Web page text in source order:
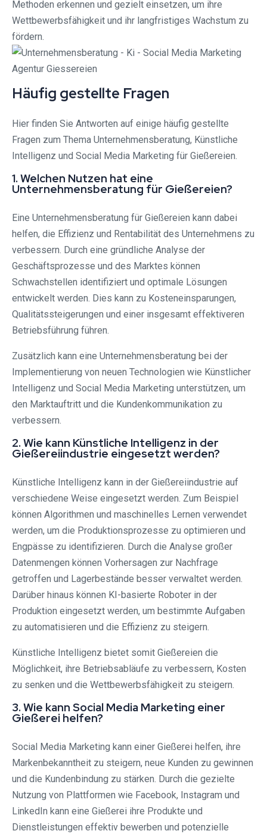
Methoden erkennen und gezielt einsetzen, um ihre
Wettbewerbsfähigkeit und ihr langfristiges Wachstum zu
fördern.
Häufig gestellte Fragen
Hier finden Sie Antworten auf einige häufig gestellte
Fragen zum Thema Unternehmensberatung, Künstliche
Intelligenz und Social Media Marketing für Gießereien.
1. Welchen Nutzen hat eine
Unternehmensberatung für Gießereien?
Eine Unternehmensberatung für Gießereien kann dabei
helfen, die Effizienz und Rentabilität des Unternehmens zu
verbessern. Durch eine gründliche Analyse der
Geschäftsprozesse und des Marktes können
Schwachstellen identifiziert und optimale Lösungen
entwickelt werden. Dies kann zu Kosteneinsparungen,
Qualitätssteigerungen und einer insgesamt effektiveren
Betriebsführung führen.
Zusätzlich kann eine Unternehmensberatung bei der
Implementierung von neuen Technologien wie Künstlicher
Intelligenz und Social Media Marketing unterstützen, um
den Marktauftritt und die Kundenkommunikation zu
verbessern.
2. Wie kann Künstliche Intelligenz in der
Gießereiindustrie eingesetzt werden?
Künstliche Intelligenz kann in der Gießereiindustrie auf
verschiedene Weise eingesetzt werden. Zum Beispiel
können Algorithmen und maschinelles Lernen verwendet
werden, um die Produktionsprozesse zu optimieren und
Engpässe zu identifizieren. Durch die Analyse großer
Datenmengen können Vorhersagen zur Nachfrage
getroffen und Lagerbestände besser verwaltet werden.
Darüber hinaus können KI-basierte Roboter in der
Produktion eingesetzt werden, um bestimmte Aufgaben
zu automatisieren und die Effizienz zu steigern.
Künstliche Intelligenz bietet somit Gießereien die
Möglichkeit, ihre Betriebsabläufe zu verbessern, Kosten
zu senken und die Wettbewerbsfähigkeit zu steigern.
3. Wie kann Social Media Marketing einer
Gießerei helfen?
Social Media Marketing kann einer Gießerei helfen, ihre
Markenbekanntheit zu steigern, neue Kunden zu gewinnen
und die Kundenbindung zu stärken. Durch die gezielte
Nutzung von Plattformen wie Facebook, Instagram und
LinkedIn kann eine Gießerei ihre Produkte und
Dienstleistungen effektiv bewerben und potenzielle